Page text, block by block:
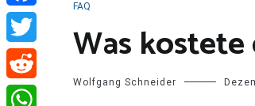
FAQ
Was kostete
Wolfgang Schneider
Facebook
Twitter
Reddit